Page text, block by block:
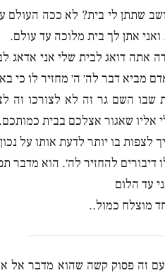
שתתן לי בית? לא ככה העולם
אתן לך בית מלוכה עד עולם.
אתה דואג לבית שלי אני
מביא דבר לה׳ ה׳ מחזיר לו כי
שבו השם גר זה לא לצורכו זה
אליו שאגור אצלכם בבית כמותכם.
לצפות בו יותר לדעת אותו על
דיבורים להחזיר לה׳. הוא
עד הלום
מוצלח כמול..
זה פסוק קשה שהוא מדבר אל